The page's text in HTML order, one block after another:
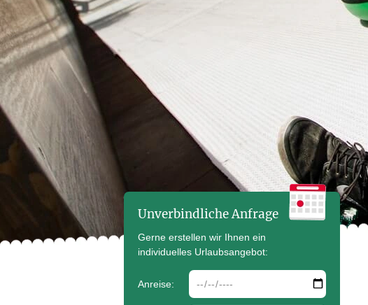
Unverbindliche Anfrage
Gerne erstellen wir Ihnen ein
individuelles Urlaubsangebot:
Anreise:
arrdate